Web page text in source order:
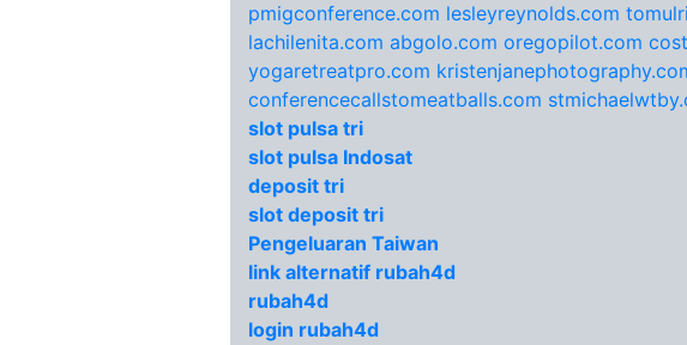
pmigconference.com lesleyreynolds.com
lachilenita.com abgolo.com oregopilot.com
yogaretreatpro.com
conferencecallstomeatballs.com
slot pulsa tri
slot pulsa Indosat
deposit tri
slot deposit tri
Pengeluaran Taiwan
link alternatif rubah4d
rubah4d
login rubah4d